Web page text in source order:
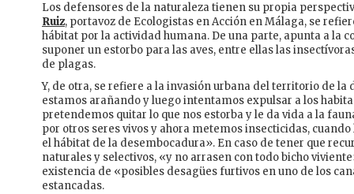
Los defensores de la naturaleza tienen su propia
Ruiz, portavoz de Ecologistas en Acción en Málaga, se
hábitat por la actividad humana. De una parte, apunta a la
suponer un estorbo para las aves, entre ellas las
de plagas.
Y, de otra, se refiere a la invasión urbana del territorio de la
estamos arañando y luego intentamos expulsar a los
pretendemos quitar lo que nos estorba y le da vida a la
por otros seres vivos y ahora metemos insecticidas,
el hábitat de la desembocadura». En caso de tener que
naturales y selectivos, «y no arrasen con todo bicho
existencia de «posibles desagües furtivos en uno de los
estancadas.